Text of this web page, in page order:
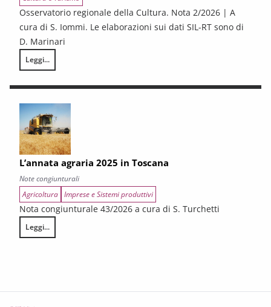
Osservatorio regionale della Cultura. Nota 2/2026 | A
cura di S. Iommi. Le elaborazioni sui dati SIL-RT sono di
D. Marinari
Leggi...
LA CONGIUNTURA DEI SETTORI CULTURALI. Ripresa selettiva e
L’annata agraria 2025 in Toscana
Note congiunturali
Agricoltura Imprese e Sistemi produttivi
Nota congiunturale 43/2026 a cura di S. Turchetti
Leggi...
L’annata agraria 2025 in Toscana